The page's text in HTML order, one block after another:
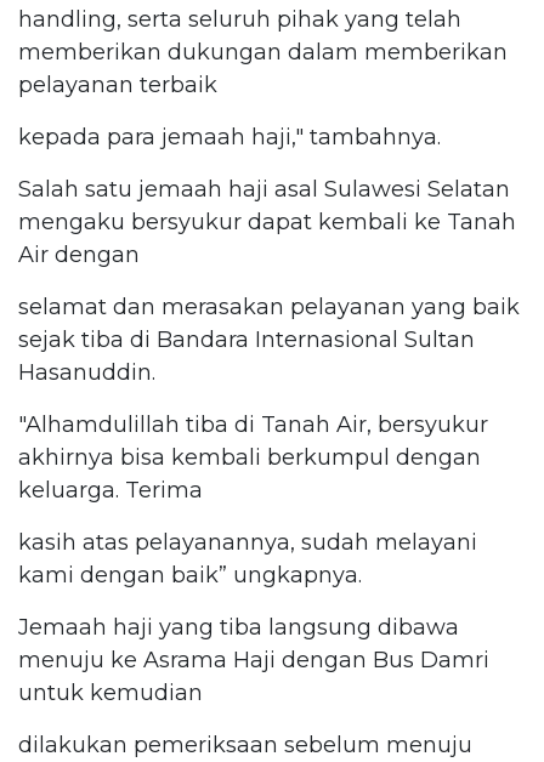
handling, serta seluruh pihak yang telah
memberikan dukungan dalam memberikan
pelayanan terbaik
kepada para jemaah haji," tambahnya.
Salah satu jemaah haji asal Sulawesi Selatan
mengaku bersyukur dapat kembali ke Tanah
Air dengan
selamat dan merasakan pelayanan yang baik
sejak tiba di Bandara Internasional Sultan
Hasanuddin.
"Alhamdulillah tiba di Tanah Air, bersyukur
akhirnya bisa kembali berkumpul dengan
keluarga. Terima
kasih atas pelayanannya, sudah melayani
kami dengan baik” ungkapnya.
Jemaah haji yang tiba langsung dibawa
menuju ke Asrama Haji dengan Bus Damri
untuk kemudian
dilakukan pemeriksaan sebelum menuju